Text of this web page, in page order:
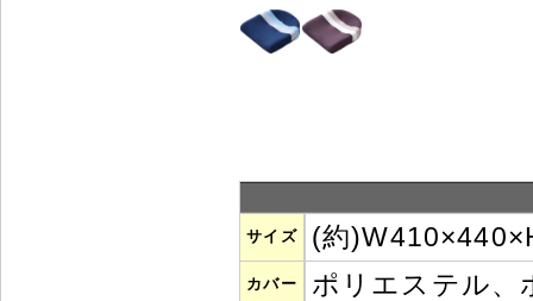
サイズ (約
カバー ポリエステル、